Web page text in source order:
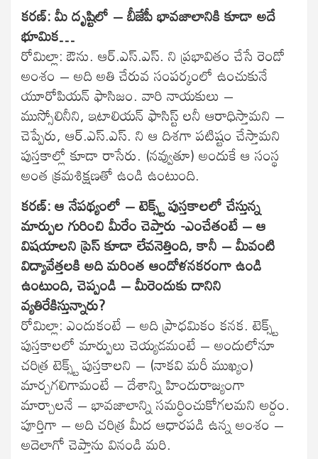
కరణ్: మీ దృష్టిలో – బీజేపీ భావజాలానికి కూడా అదే
భూమిక…
రోమిల్లా: ఔను. ఆర్‌.ఎస్‌.ఎస్. ని ప్రభావితం చేసే రెండో
అంశం – అది అతి చేరువ సంపర్కంలో ఉంచుకునే
యూరోపియన్ ఫాసిజం. వారి నాయకులు –
ముస్సోలినీని, ఇటాలియన్ ఫాసిస్ట్ లనీ ఆరాధిస్తామని –
చెప్పేరు, ఆర్‌.ఎస్‌.ఎస్. ని ఆ దిశగా పటిష్టం చేస్తామని
పుస్తకాల్లో కూడా రాసేరు. (నవ్వుతూ) అందుకే ఆ సంస్థ
అంత క్రమశిక్షణతో ఉండి ఉంటుంది.
కరణ్: ఆ నేపథ్యంలో – టెక్స్ట్ పుస్తకాలలో చేస్తున్న
మార్పుల గురించి మీరేం చెప్తారు -ఎంచేతంటే – ఆ
విషయాలని ప్రెస్ కూడా లేవనెత్తింది, కానీ – మీవంటి
విద్యావేత్తలకి అది మరింత ఆందోళనకరంగా ఉండి
ఉంటుంది, చెప్పండి – మీరెందుకు దానిని
వ్యతిరేకిస్తున్నారు?
రోమిల్లా: ఎందుకంటే – అది ప్రాధమికం కనక. టెక్స్ట్
పుస్తకాలలో మార్పులు చెయ్యడమంటే – అందులోనూ
చరిత్ర టెక్స్ట్ పుస్తకాలని – (నాకవి మరీ ముఖ్యం)
మార్చగలిగామంటే – దేశాన్ని హిందురాజ్యంగా
మార్చాలనే – భావజాలాన్ని సమర్ధించుకోగలమని అర్దం.
పూర్తిగా – అది చరిత్ర మీద ఆధారపడి ఉన్న అంశం –
అదెలాగో చెప్తాను వినండి మరి.